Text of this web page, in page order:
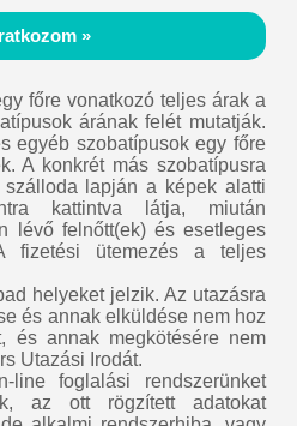
»
főre vonatkozó teljes árak a
árának felét mutatják.
egyéb szobatípusok egy főre
A konkrét más szobatípusra
lapján a képek alatti
kattintva látja, miután
lévő felnőtt(ek) és esetleges
fizetési ütemezés a teljes
helyeket jelzik. Az utazásra
és annak elküldése nem hoz
és annak megkötésére nem
Utazási Irodát.
line foglalási rendszerünket
az ott rögzített adatokat